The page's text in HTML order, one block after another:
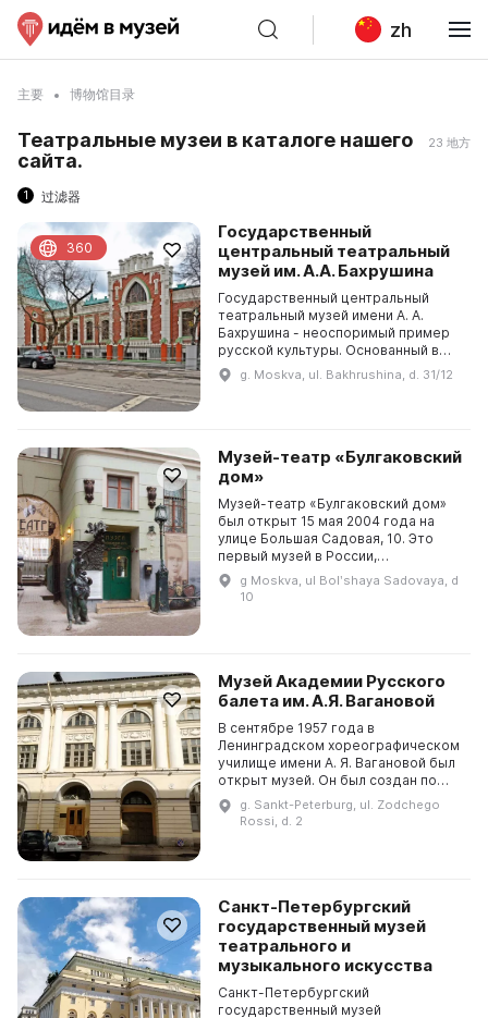
zh
主要 博物馆目录
Театральные музеи в каталоге нашего
сайта.
23 地方
1 过滤器
Государственный
центральный театральный
музей им. А.А. Бахрушина
Государственный центральный
театральный музей имени А. А.
Бахрушина - неоспоримый пример
русской культуры. Основанный в
середине 90-х годов XIX века
Алексеем Александровичем
g. Moskva, ul. Bakhrushina, d. 31/12
360
Музей-театр «Булгаковский
дом»
Музей-театр «Булгаковский дом»
был открыт 15 мая 2004 года на
улице Большая Садовая, 10. Это
первый музей в России,
посвященный Михаилу
Афанасьевичу Булгакову и его
g Moskva, ul Bolʹshaya Sadovaya, d
10
Музей Академии Русского
балета им. А.Я. Вагановой
В сентябре 1957 года в
Ленинградском хореографическом
училище имени А. Я. Вагановой был
открыт музей. Он был создан по
инициативе Мариэтты
Харлампиевны Франгопуло -
выпускницы Петроградского
g. Sankt-Peterburg, ul. Zodchego
Rossi, d. 2
Санкт-Петербургский
государственный музей
театрального и
музыкального искусства
Санкт-Петербургский
государственный музей